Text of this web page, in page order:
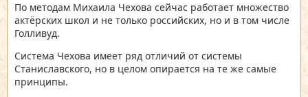
По методам Михаила Чехова сейчас работает множество
актёрских школ и не только российских, но и в том числе
Голливуд.
Система Чехова имеет ряд отличий от системы
Станиславского, но в целом опирается на те же самые
принципы.